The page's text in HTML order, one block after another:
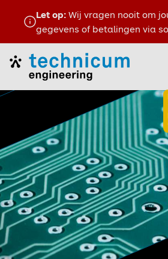
Let op: Wij vragen nooit om
gegevens of betalingen via
Home